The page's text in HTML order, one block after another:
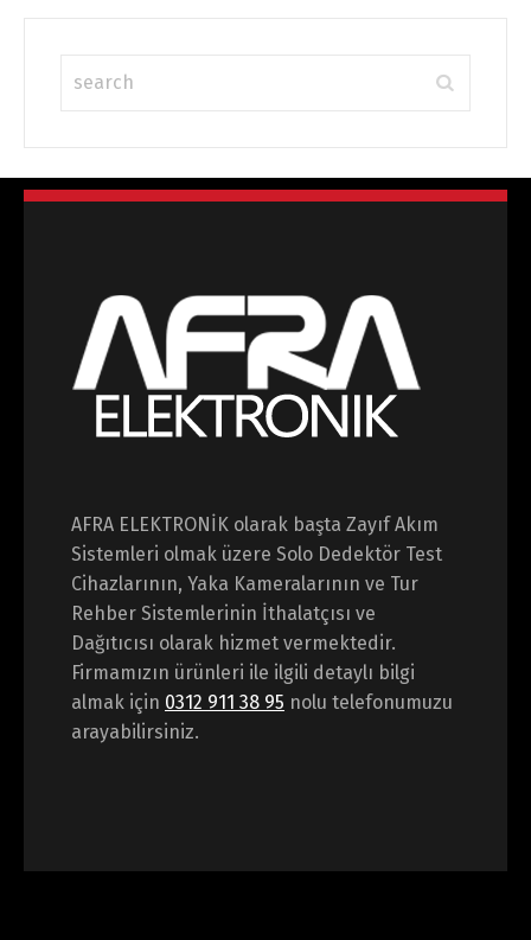
AFRA ELEKTRONİK olarak başta Zayıf Akım
Sistemleri olmak üzere Solo Dedektör Test
Cihazlarının, Yaka Kameralarının ve Tur
Rehber Sistemlerinin İthalatçısı ve
Dağıtıcısı olarak hizmet vermektedir.
Firmamızın ürünleri ile ilgili detaylı bilgi
almak için 0312 911 38 95 nolu telefonumuzu
arayabilirsiniz.